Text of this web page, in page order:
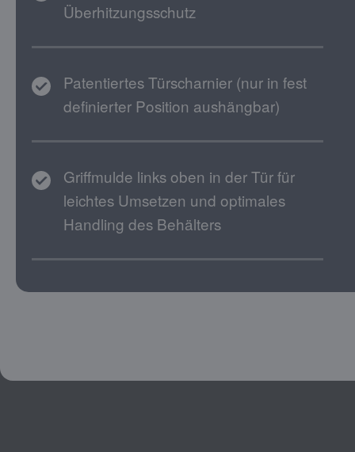
Überhitzungsschutz
Patentiertes Türscharnier (nur in fest
definierter Position aushängbar)
Griffmulde links oben in der Tür für
leichtes Umsetzen und optimales
Handling des Behälters